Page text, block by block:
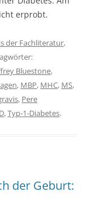
erprobt.
der Fachliteratur,
Bluestone,
, MBP, MHC, MS,
, Pere
,Typ-1-Diabetes.
der Geburt: